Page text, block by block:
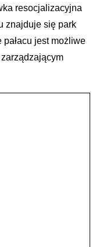
resocjalizacyjna
znajduje się park
jest możliwe